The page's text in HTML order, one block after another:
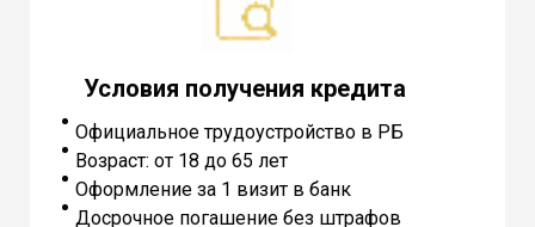
Официальное трудоустройство в РБ
Возраст: от 18 до 65 лет
Оформление за 1 визит в банк
Досрочное погашение без штрафов
Условия получения кредита